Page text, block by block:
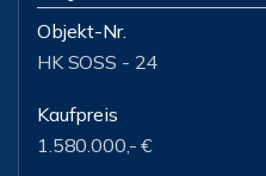
Objekt-Nr.
HK SOSS - 24
Kaufpreis
1.580.000,- €